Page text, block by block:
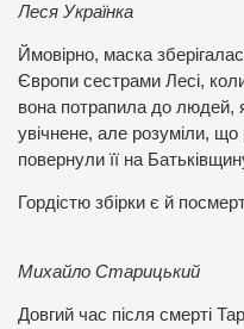
Леся Українка
Ймовірно, маска
Європи сестрами Лесі,
вона потрапила до людей,
увічнене, але розуміли, що
повернули її на
Гордістю збірки є й
Михайло Старицький
Довгий час після смерті